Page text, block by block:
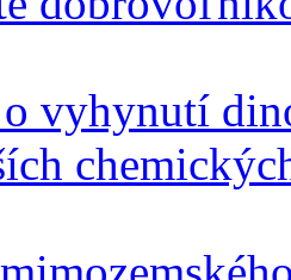
vyhynutí